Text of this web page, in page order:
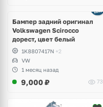
Бампер задний оригинал
Volkswagen Scirocco
дорест, цвет белый
1K8807417N +2
VW
1 месяц назад
9,000 ₽ 73
2 фото